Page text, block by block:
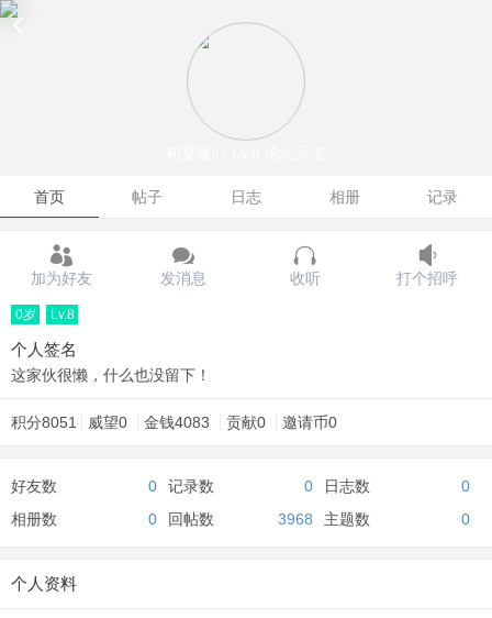
首页 帖子 日志 相册 记录
加为好友 发消息 收听 打个招呼
0岁 Lv.8
个人签名
这家伙很懒，什么也没留下！
积分8051 威望0 金钱4083 贡献0 邀请币0
好友数 0 记录数 0 日志数
0
相册数
0 回帖数 3968 主题数 0
个人资料